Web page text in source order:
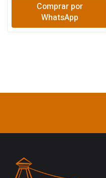
Comprar por
WhatsApp